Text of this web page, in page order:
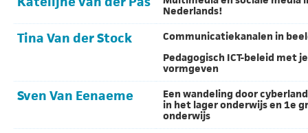
Nederlands!
Tina Van der Stock
Communicatiekanalen in
Pedagogisch ICT-beleid met
vormgeven
Sven Van Eenaeme
Een wandeling door
in het lager onderwijs en 1e
onderwijs